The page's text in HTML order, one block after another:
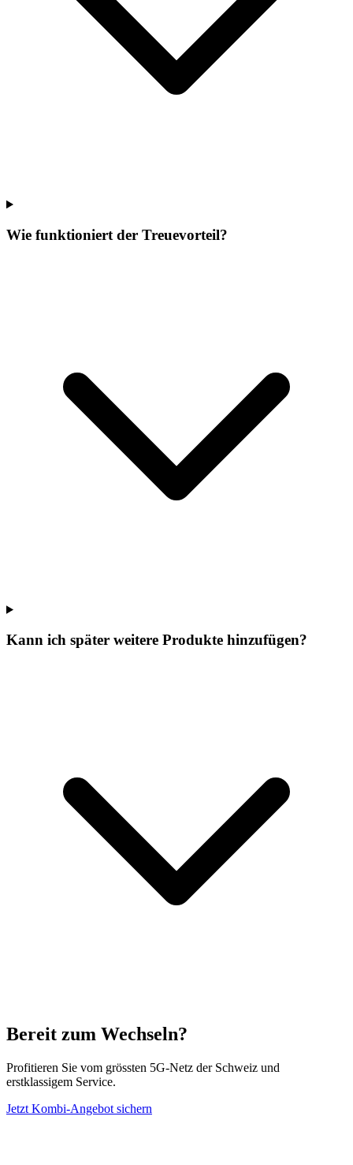
Wie funktioniert der Treuevorteil?
Kann ich später weitere Produkte hinzufügen?
Bereit zum Wechseln?
Profitieren Sie vom grössten 5G-Netz der Schweiz und
erstklassigem Service.
Jetzt Kombi-Angebot sichern